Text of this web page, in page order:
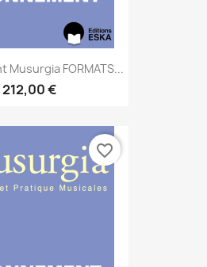
Musurgia FORMATS...
212,00 €
favorite_border